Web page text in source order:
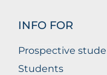
INFO FOR
Prospective
Students